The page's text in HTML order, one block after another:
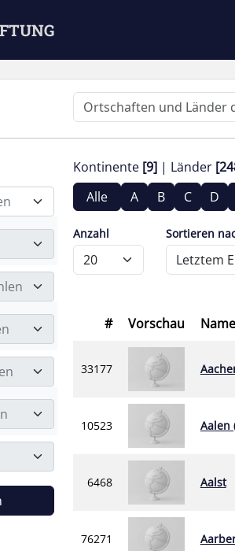
Kontinente [9] Länder
Alle
A B C D
Anzahl Sortieren
# Vorschau Name
33177
10523 Aalen
6468 Aalst
76271